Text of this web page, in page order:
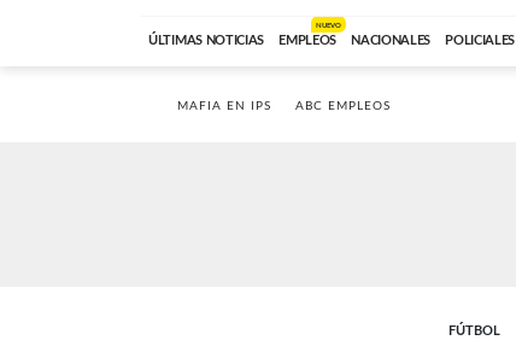
ÚLTIMAS NOTICIAS EMPLEOS
NUEVO
NACIONALES POLICIALES
MAFIA EN IPS ABC EMPLEOS
FÚTBOL